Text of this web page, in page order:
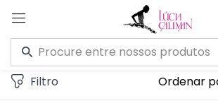
Filtro Ordenar
Entrar